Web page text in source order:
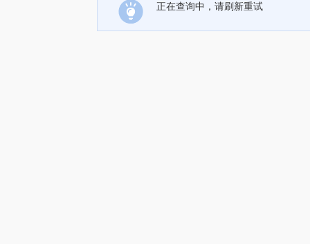
正在查询中，请刷新重试